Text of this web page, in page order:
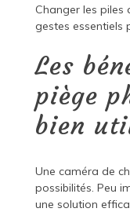
Changer les piles
gestes essentiels
Les
piège
bien
Une caméra de
possibilités. Peu
une solution